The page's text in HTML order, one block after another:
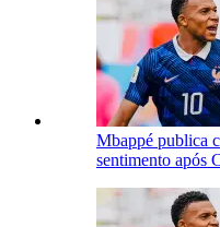
Mbappé publica
sentimento após